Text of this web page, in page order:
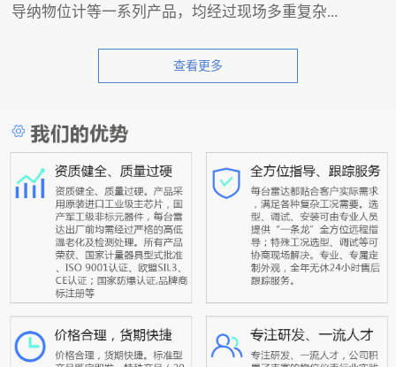
导纳物位计等一系列产品，均经过现场多重复杂...
查看更多